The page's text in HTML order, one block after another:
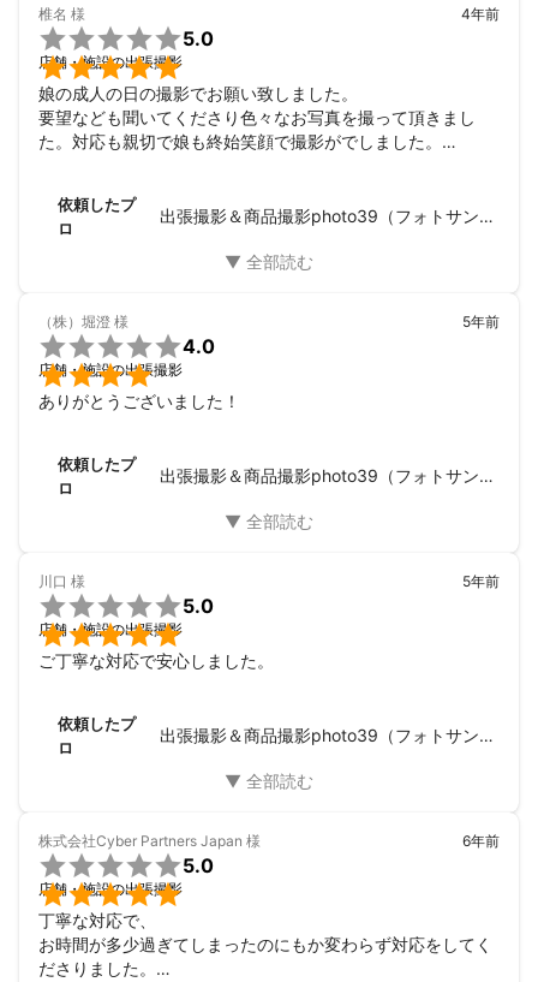
椎名 様


5.0
店舗・施設の出張撮影
4年前
娘の成人の日の撮影でお願い致しました。
要望なども聞いてくださり色々なお写真を撮って頂きまし
た。対応も親切で娘も終始笑顔で撮影がでしました。
依頼したプ
ロ
出張撮影＆商品撮影photo39（フォトサンキュー）
（株）堀澄 様


4.0
店舗・施設の出張撮影
5年前
ありがとうございました！
依頼したプ
ロ
出張撮影＆商品撮影photo39（フォトサンキュー）
川口 様


5.0
店舗・施設の出張撮影
5年前
ご丁寧な対応で安心しました。
依頼したプ
ロ
出張撮影＆商品撮影photo39（フォトサンキュー）
株式会社Cyber Partners Japan 様


5.0
店舗・施設の出張撮影
6年前
丁寧な対応で、
お時間が多少過ぎてしまったのにもか変わらず対応をしてく
ださりました。